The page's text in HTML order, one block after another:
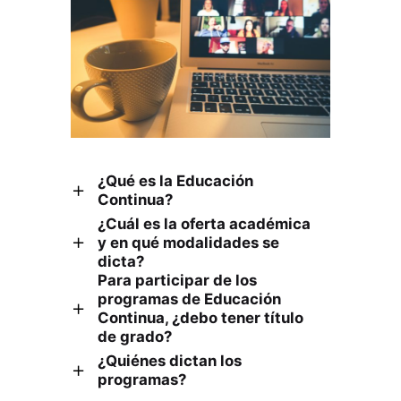
¿Qué es la Educación
Continua?
La Educación Continua es una
corriente mundial en el ámbito
educativo que favorece la formación
durante todas las etapas de la vida.
En nuestra Universidad, la Secretaría
de Educación Continua tiene por
misión organizar y ofrecer seminarios,
¿Cuál es la oferta académica
y en qué modalidades se
dicta?
La oferta de Educación Continua
consiste en Diplomaturas, Cursos y
Talleres, que se caracterizan por ser
prácticos y sumamente actualizados.
Se dictan en modalidad presencial en
Para participar de los
programas de Educación
Continua, ¿debo tener título
de grado?
Depende del tema que trate cada
programa. Una gran cantidad de
¿Quiénes dictan los
programas?